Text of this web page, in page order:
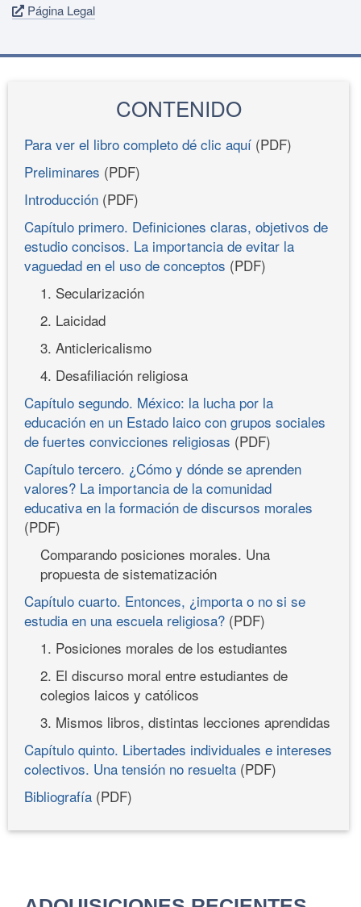
Página Legal
CONTENIDO
Para ver el libro completo dé clic aquí (PDF)
Preliminares (PDF)
Introducción (PDF)
Capítulo primero. Definiciones claras, objetivos de
estudio concisos. La importancia de evitar la
vaguedad en el uso de conceptos (PDF)
1. Secularización
2. Laicidad
3. Anticlericalismo
4. Desafiliación religiosa
Capítulo segundo. México: la lucha por la
educación en un Estado laico con grupos sociales
de fuertes convicciones religiosas (PDF)
Capítulo tercero. ¿Cómo y dónde se aprenden
valores? La importancia de la comunidad
educativa en la formación de discursos morales
(PDF)
Comparando posiciones morales. Una
propuesta de sistematización
Capítulo cuarto. Entonces, ¿importa o no si se
estudia en una escuela religiosa? (PDF)
1. Posiciones morales de los estudiantes
2. El discurso moral entre estudiantes de
colegios laicos y católicos
3. Mismos libros, distintas lecciones aprendidas
Capítulo quinto. Libertades individuales e intereses
colectivos. Una tensión no resuelta (PDF)
Bibliografía (PDF)